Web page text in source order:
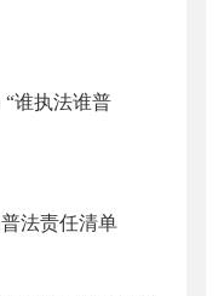
谁执法谁普
法责任清单